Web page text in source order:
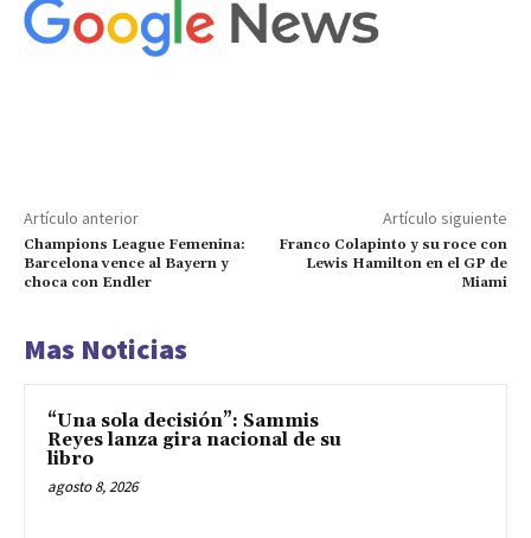
Artículo anterior
Champions League Femenina:
Barcelona vence al Bayern y
choca con Endler
Artículo siguiente
Franco Colapinto y su roce con
Lewis Hamilton en el GP de
Miami
Mas Noticias
“Una sola decisión”: Sammis
Reyes lanza gira nacional de su
libro
agosto 8, 2026